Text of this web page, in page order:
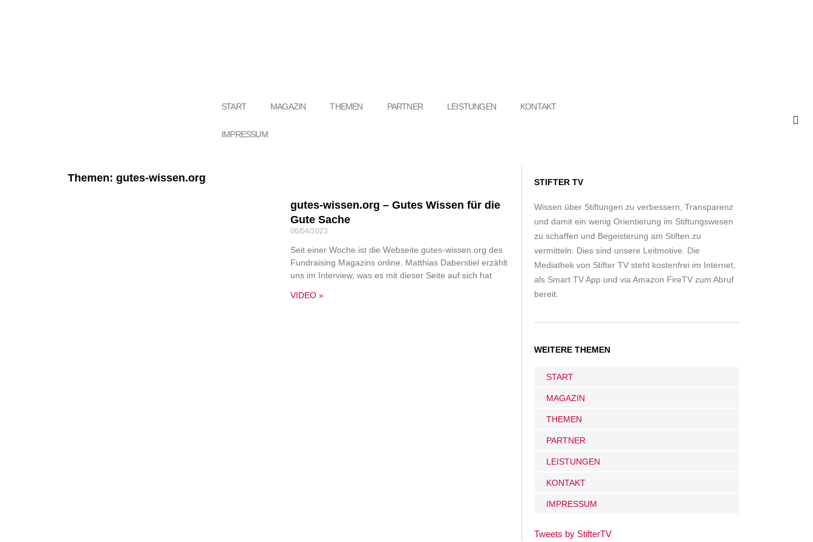
START MAGAZIN THEMEN PARTNER LEISTUNGEN KONTAKT
IMPRESSUM
Themen: gutes-wissen.org
gutes-wissen.org – Gutes Wissen für die
Gute Sache
06/04/2023
Seit einer Woche ist die Webseite gutes-wissen.org des
Fundraising Magazins online. Matthias Daberstiel erzählt
uns im Interview, was es mit dieser Seite auf sich hat
VIDEO »
STIFTER TV
Wissen über Stiftungen zu verbessern, Transparenz
und damit ein wenig Orientierung im Stiftungswesen
zu schaffen und Begeisterung am Stiften zu
vermitteln: Dies sind unsere Leitmotive. Die
Mediathek von Stifter TV steht kostenfrei im Internet,
als Smart TV App und via Amazon FireTV zum Abruf
bereit.
WEITERE THEMEN
START
MAGAZIN
THEMEN
PARTNER
LEISTUNGEN
KONTAKT
IMPRESSUM
Tweets by StifterTV